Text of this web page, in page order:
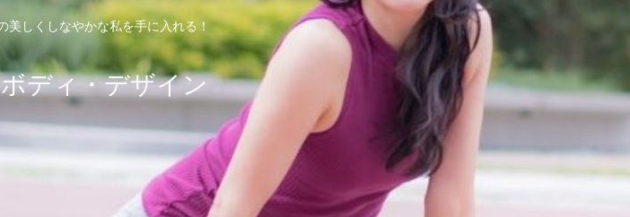
美しくしなやかな私を手に入れる！
ディ・デザイン